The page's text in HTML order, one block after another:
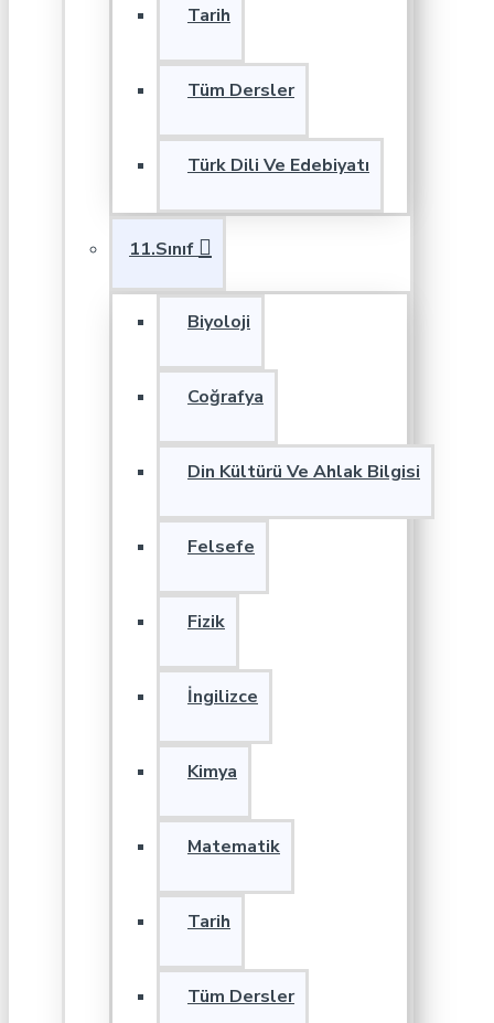
Tarih
Tüm Dersler
Türk Dili Ve Edebiyatı
11.Sınıf
Biyoloji
Coğrafya
Din Kültürü Ve Ahlak Bilgisi
Felsefe
Fizik
İngilizce
Kimya
Matematik
Tarih
Tüm Dersler